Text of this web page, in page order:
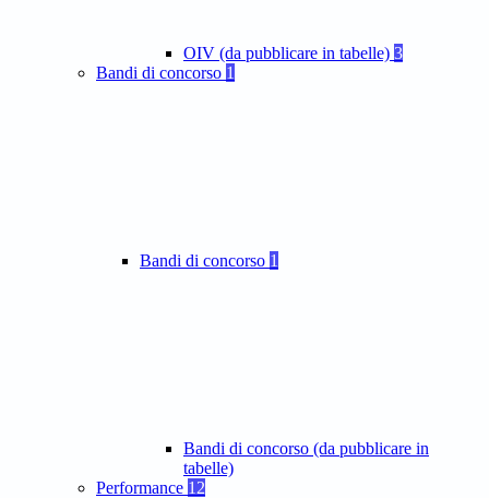
OIV (da pubblicare in tabelle) 3
Bandi di concorso 1
Bandi di concorso 1
Bandi di concorso (da pubblicare in
tabelle)
Performance 12